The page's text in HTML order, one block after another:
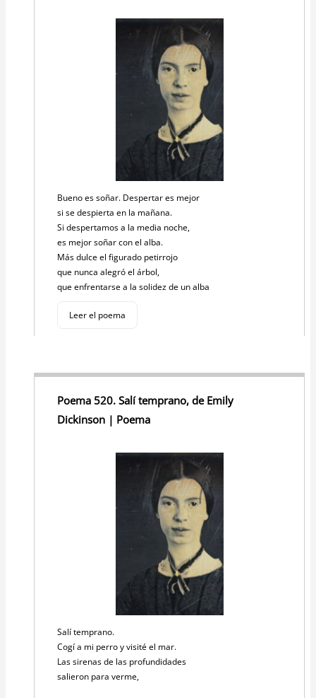
Bueno es soñar. Despertar es mejor
si se despierta en la mañana.
Si despertamos a la media noche,
es mejor soñar con el alba.
Más dulce el figurado petirrojo
que nunca alegró el árbol,
que enfrentarse a la solidez de un alba
Leer el poema
Poema 520. Salí temprano, de Emily
Dickinson | Poema
Salí temprano.
Cogí a mi perro y visité el mar.
Las sirenas de las profundidades
salieron para verme,